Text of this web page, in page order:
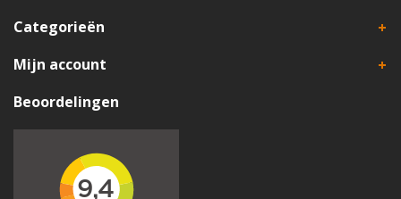
Categorieën
Mijn account
Beoordelingen